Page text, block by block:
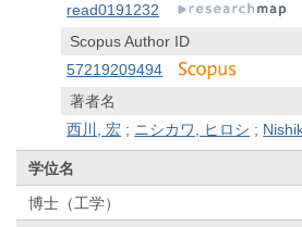
read0191232
Scopus Author ID
57219209494
著者名
西川, 宏 ; ニシカワ, ヒロシ ;
学位名
博士（工学）